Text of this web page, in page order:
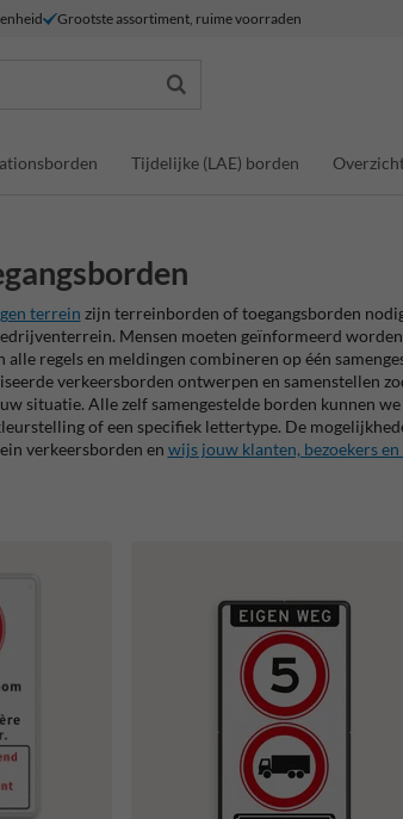
Grootste assortiment, ruime voorraden
Tijdelijke (LAE) borden
terrein zijn terreinborden of toegangsborden
Mensen moeten geïnformeerd
regels en meldingen combineren op één
verkeersborden ontwerpen en samenstellen
situatie. Alle zelf samengestelde borden kunnen
of een specifiek lettertype. De
verkeersborden en wijs jouw klanten, bezoekers